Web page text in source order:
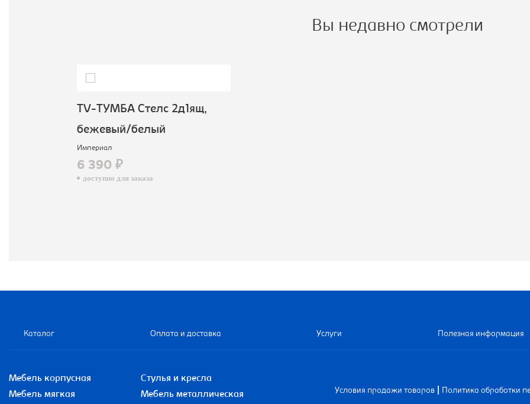
Вы недавно смотрели
TV-ТУМБА Стелс 2д1ящ,
бежевый/белый
Империал
6 390 ₽
доступно для заказа
Каталог Оплата и доставка Услуги Полезная информация
Мебель корпусная
Стулья и кресла
Мебель мягкая
Мебель металлическая Условия продажи товаров Политика обработки